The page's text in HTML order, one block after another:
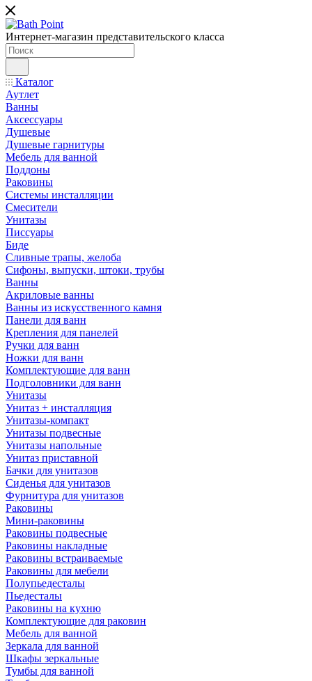
Интернет-магазин представительского класса
Каталог
Аутлет
Ванны
Аксессуары
Душевые
Душевые гарнитуры
Мебель для ванной
Поддоны
Раковины
Системы инсталляции
Смесители
Унитазы
Писсуары
Биде
Сливные трапы, желоба
Сифоны, выпуски, штоки, трубы
Ванны
Акриловые ванны
Ванны из искусственного камня
Панели для ванн
Крепления для панелей
Ручки для ванн
Ножки для ванн
Комплектующие для ванн
Подголовники для ванн
Унитазы
Унитаз + инсталляция
Унитазы-компакт
Унитазы подвесные
Унитазы напольные
Унитаз приставной
Бачки для унитазов
Сиденья для унитазов
Фурнитура для унитазов
Раковины
Мини-раковины
Раковины подвесные
Раковины накладные
Раковины встраиваемые
Раковины для мебели
Полупьедесталы
Пьедесталы
Раковины на кухню
Комплектующие для раковин
Мебель для ванной
Зеркала для ванной
Шкафы зеркальные
Тумбы для ванной